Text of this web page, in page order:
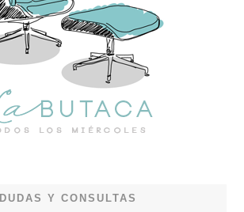
DUDAS Y CONSULTAS